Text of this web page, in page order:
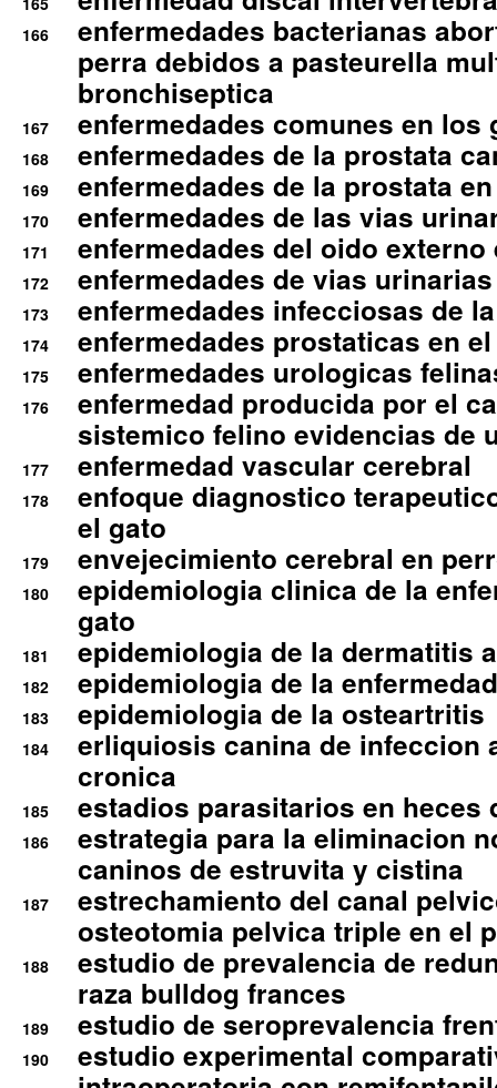
166
enfermedades bacterianas
perra debidos a pasteurella
bronchiseptica
167 enfermedades comunes en los
168 enfermedades de la prostata
169 enfermedades de la prostata
170 enfermedades de las vias
171 enfermedades del oido
172 enfermedades de vias
173 enfermedades infecciosas de
174 enfermedades prostaticas en
175 enfermedades urologicas
176
enfermedad producida por el
sistemico felino evidencias de
177 enfermedad vascular cerebral
178
enfoque diagnostico
el gato
179 envejecimiento cerebral en
180
epidemiologia clinica de la
gato
181 epidemiologia de la dermatitis
182 epidemiologia de la
183 epidemiologia de la osteartritis
184
erliquiosis canina de infeccion
cronica
185 estadios parasitarios en heces
186
estrategia para la eliminacion
caninos de estruvita y cistina
187
estrechamiento del canal
osteotomia pelvica triple en el
188
estudio de prevalencia de
raza bulldog frances
189 estudio de seroprevalencia
190
estudio experimental